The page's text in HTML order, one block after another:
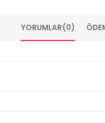
YORUMLAR(0)